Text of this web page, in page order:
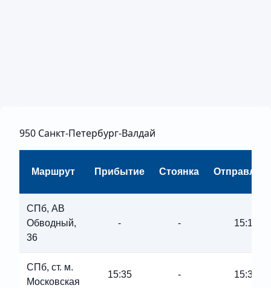
950 Санкт-Петербург-Валдай
Маршрут Прибытие Стоянка
СПб, АВ
Обводный,
36
- - 15:15
СПб, ст. м.
Московская
15:35 - 15:35